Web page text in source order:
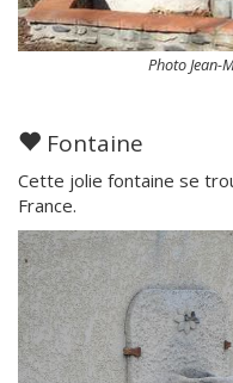
Photo Jean-
Fontaine
Cette jolie fontaine se
France.